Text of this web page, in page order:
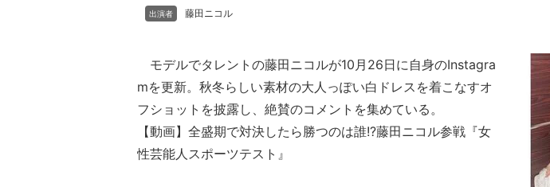
藤田ニコル
モデルでタレントの藤田ニコルが10月26日に自身のInstagra
mを更新。秋冬らしい素材の大人っぽい白ドレスを着こなすオ
フショットを披露し、絶賛のコメントを集めている。
【動画】全盛期で対決したら勝つのは誰!?藤田ニコル参戦『女
性芸能人スポーツテスト』